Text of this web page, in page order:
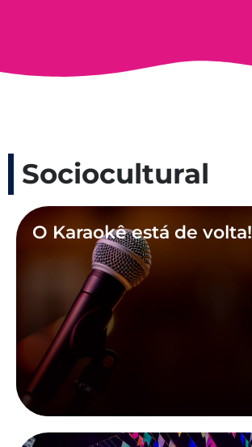
Sociocultural
O Karaokê está de volta!